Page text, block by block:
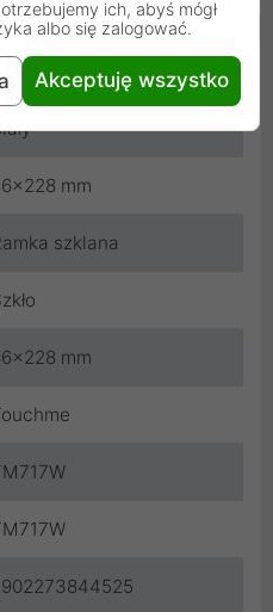
mm
szklana
mm
ich, abyś mógł
albo się zalogować.
Akceptuję wszystko